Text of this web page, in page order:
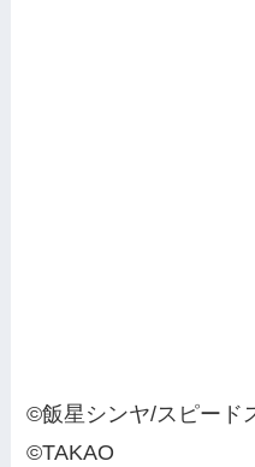
©飯星シンヤ/スピード
©TAKAO